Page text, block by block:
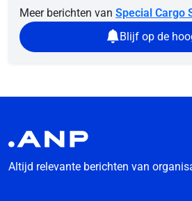
Meer berichten van Special Cargo
Blijf op de
Altijd relevante berichten van